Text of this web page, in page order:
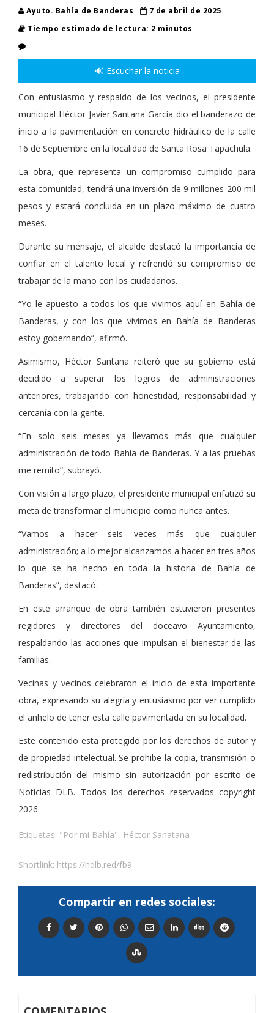
Ayuto. Bahía de Banderas
7 de abril de 2025
Tiempo estimado de lectura: 2 minutos
🔊 Escuchar la noticia
Con entusiasmo y respaldo de los vecinos, el presidente
municipal Héctor Javier Santana García dio el banderazo de
inicio a la pavimentación en concreto hidráulico de la calle
16 de Septiembre en la localidad de Santa Rosa Tapachula.
La obra, que representa un compromiso cumplido para
esta comunidad, tendrá una inversión de 9 millones 200 mil
pesos y estará concluida en un plazo máximo de cuatro
meses.
Durante su mensaje, el alcalde destacó la importancia de
confiar en el talento local y refrendó su compromiso de
trabajar de la mano con los ciudadanos.
“Yo le apuesto a todos los que vivimos aquí en Bahía de
Banderas, y con los que vivimos en Bahía de Banderas
estoy gobernando”, afirmó.
Asimismo, Héctor Santana reiteró que su gobierno está
decidido a superar los logros de administraciones
anteriores, trabajando con honestidad, responsabilidad y
cercanía con la gente.
“En solo seis meses ya llevamos más que cualquier
administración de todo Bahía de Banderas. Y a las pruebas
me remito”, subrayó.
Con visión a largo plazo, el presidente municipal enfatizó su
meta de transformar el municipio como nunca antes.
“Vamos a hacer seis veces más que cualquier
administración; a lo mejor alcanzamos a hacer en tres años
lo que se ha hecho en toda la historia de Bahía de
Banderas”, destacó.
En este arranque de obra también estuvieron presentes
regidores y directores del doceavo Ayuntamiento,
respaldando las acciones que impulsan el bienestar de las
familias.
Vecinas y vecinos celebraron el inicio de esta importante
obra, expresando su alegría y entusiasmo por ver cumplido
el anhelo de tener esta calle pavimentada en su localidad.
Este contenido esta protegido por los derechos de autor y
de propiedad intelectual. Se prohibe la copia, transmisión o
redistribución del mismo sin autorización por escrito de
Noticias DLB. Todos los derechos reservados copyright
2026.
Etiquetas: "Por mi Bahía", Héctor Sanatana
Shortlink: https://ndlb.red/fb9
Compartir en redes sociales: